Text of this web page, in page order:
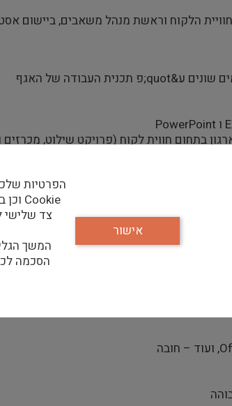
הלקוח וראשת מנהל משאבים, ביישום
הפרטיות
צד שלישי
המשך
הסכמה
אישור